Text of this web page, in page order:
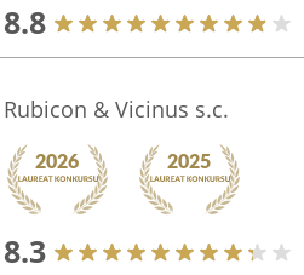
8.8
Rubicon & Vicinus s.c.
8.3